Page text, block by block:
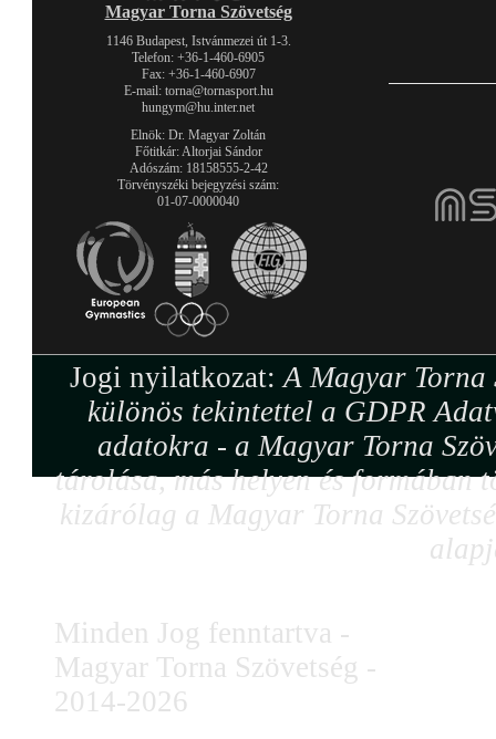
Magyar Torna Szövetség
1146 Budapest, Istvánmezei út 1-3.
Telefon: +36-1-460-6905
Fax: +36-1-460-6907
E-mail: torna@tornasport.hu
hungym@hu.inter.net
Elnök: Dr. Magyar Zoltán
Főtitkár: Altorjai Sándor
Adószám: 18158555-2-42
Törvényszéki bejegyzési szám:
01-07-0000040
Jogi nyilatkozat:A Magyar Torna
különös tekintettel a GDPR
adatokra - a Magyar Torna
tárolása, más helyen és formában
kizárólag a Magyar Torna
Minden Jog fenntartva -
Magyar Torna Szövetség -
2014-2026